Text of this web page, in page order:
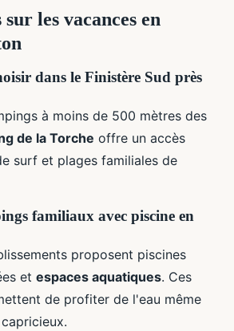
sur les vacances en
dans le Finistère Sud près
à moins de 500 mètres des
de la Torche offre un accès
surf et plages familiales de
familiaux avec piscine en
proposent piscines
et espaces aquatiques. Ces
de profiter de l'eau même